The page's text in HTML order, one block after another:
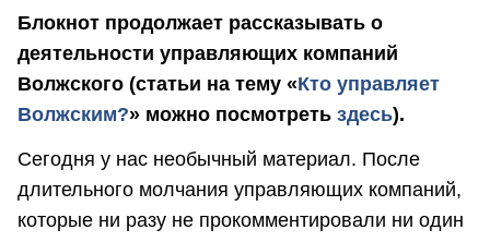
Блокнот продолжает рассказывать о
деятельности управляющих компаний
Волжского (статьи на тему «Кто управляет
Волжским?» можно посмотреть здесь).
Сегодня у нас необычный материал. После
длительного молчания управляющих компаний,
которые ни разу не прокомментировали ни один